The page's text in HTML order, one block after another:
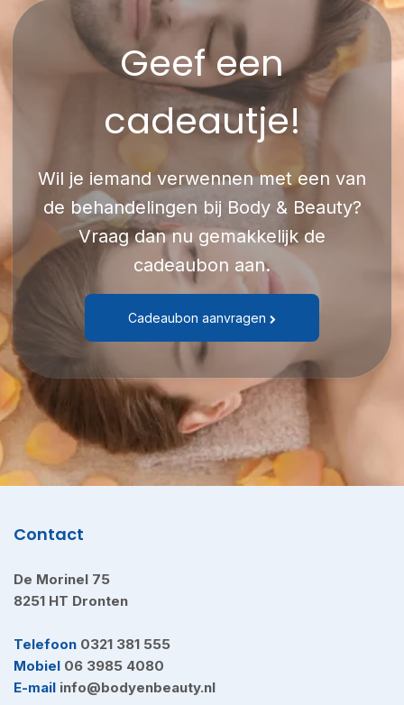
Geef een
cadeautje!
Wil je iemand verwennen met een van
de behandelingen bij Body & Beauty?
Vraag dan nu gemakkelijk de
cadeaubon aan.
Cadeaubon aanvragen
Contact
De Morinel 75
8251 HT Dronten
Telefoon 0321 381 555
Mobiel 06 3985 4080
E-mail info@bodyenbeauty.nl